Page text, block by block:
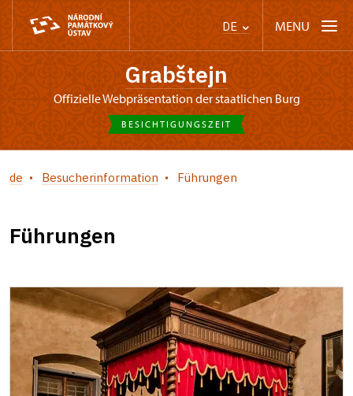
DE MENU
Grabštejn
offizielle Webpräsentation der staatlichen Burg
BESICHTIGUNGSZEIT
de Besucherinformation Führungen
Führungen